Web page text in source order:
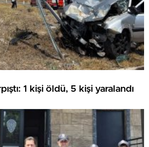
1 kişi öldü, 5 kişi yaralandı